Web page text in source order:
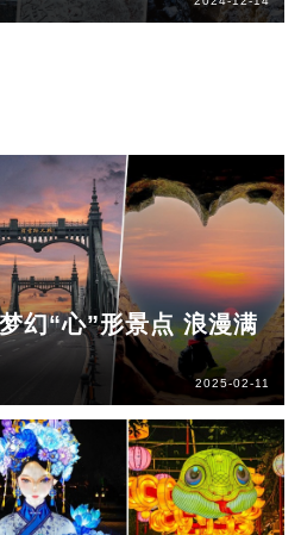
幻“心”形景点 浪漫满
2025-02-11